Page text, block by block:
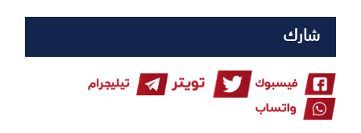
شارك